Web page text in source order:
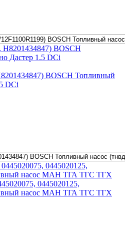
BOSCH Топливный
DCi
0445020125,
насос МАН ТГА TГС TГХ